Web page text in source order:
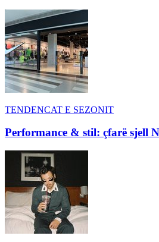
TENDENCAT E SEZONIT
Performance & stil: çfarë sjell